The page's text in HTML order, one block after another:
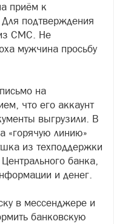
приём к
подтверждения
из СМС. Не
мужчина просьбу
на
что его аккаунт
выгрузили. В
«горячую линию»
из техподдержки
банка,
и денег.
в мессенджере и
банковскую